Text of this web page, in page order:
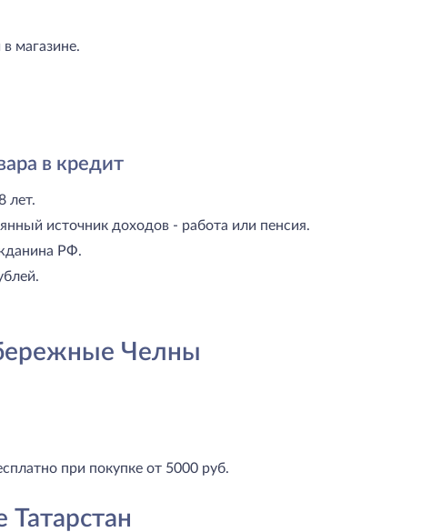
магазине.
в кредит
лет.
источник доходов - работа или пенсия.
РФ.
Челны
при покупке от 5000 руб.
Татарстан